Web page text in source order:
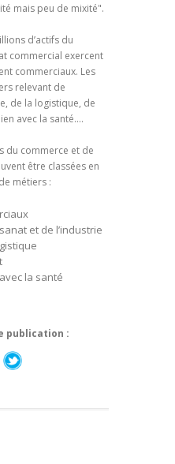
mais peu de mixité".
d’actifs du
commercial exercent
commerciaux. Les
relevant de
de la logistique, de
avec la santé....
du commerce et de
être classées en
métiers :
et de l’industrie
la santé
publication :